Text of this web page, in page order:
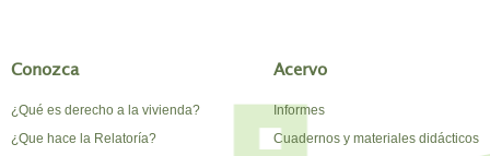
Conozca
¿Qué es derecho a la vivienda?
¿Que hace la Relatoría?
Acervo
Informes
Cuadernos y materiales didácticos